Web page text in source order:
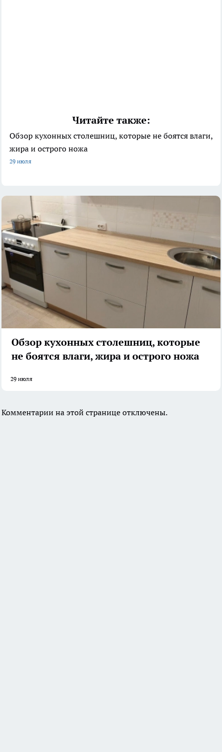
Читайте также:
Обзор кухонных столешниц, которые не боятся влаги,
жира и острого ножа
29 июля
Обзор кухонных столешниц, которые
не боятся влаги, жира и острого ножа
29 июля
Комментарии на этой странице отключены.